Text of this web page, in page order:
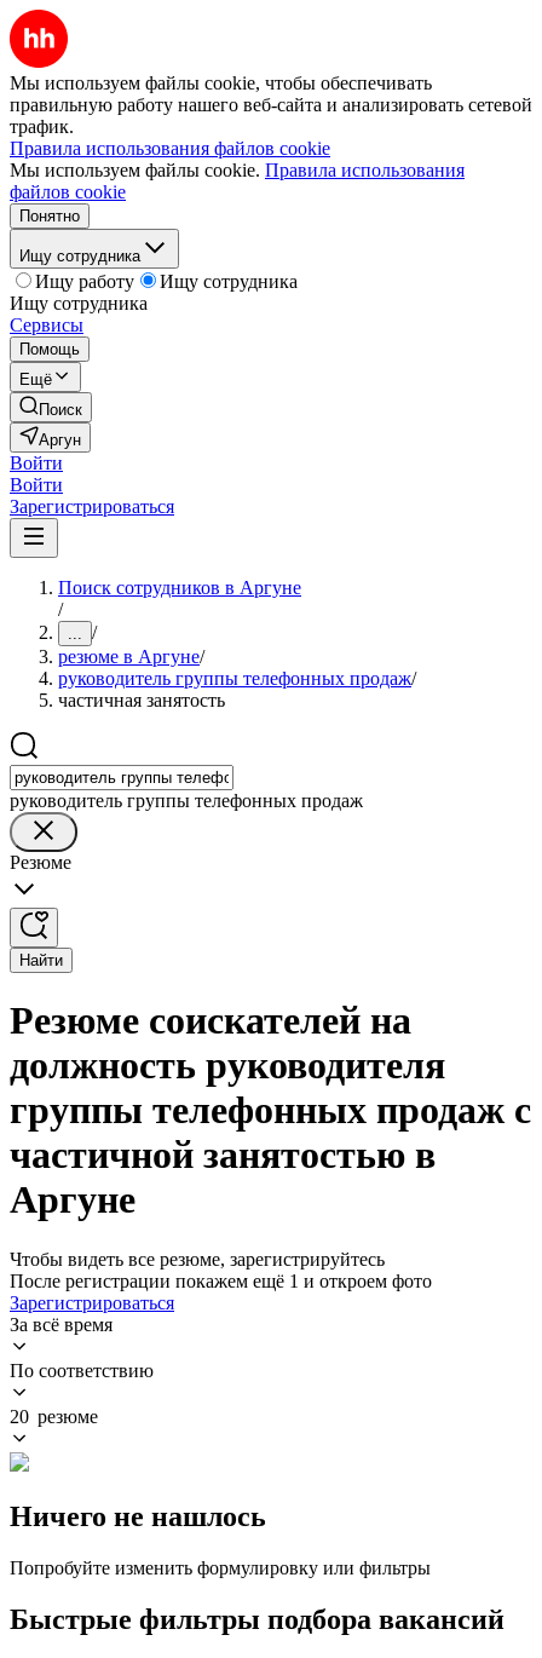
Мы используем файлы cookie, чтобы обеспечивать
правильную работу нашего веб-сайта и анализировать сетевой
трафик.
Правила использования файлов cookie
Мы используем файлы cookie. Правила использования
файлов cookie
Понятно
Ищу сотрудника
Ищу работу
Ищу сотрудника
Ищу сотрудника
Сервисы
Помощь
Ещё
Поиск
Аргун
Войти
Войти
Зарегистрироваться
Поиск сотрудников в Аргуне
/
... /
резюме в Аргуне/
руководитель группы телефонных продаж/
частичная занятость
руководитель группы телефонных продаж
Резюме
Найти
Резюме соискателей на
должность руководителя
группы телефонных продаж с
частичной занятостью в
Аргуне
Чтобы видеть все резюме, зарегистрируйтесь
После регистрации покажем ещё 1 и откроем фото
Зарегистрироваться
За всё время
По соответствию
20 резюме
Ничего не нашлось
Попробуйте изменить формулировку или фильтры
Быстрые фильтры подбора вакансий